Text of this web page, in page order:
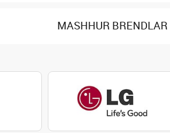
MASHHUR BRENDLAR